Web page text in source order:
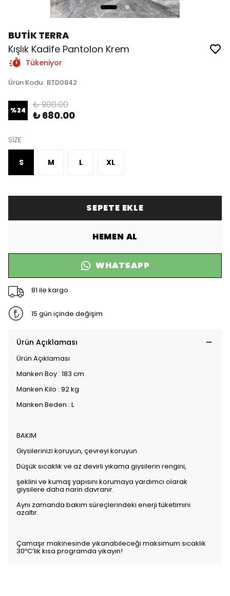
BUTİK TERRA
Kışlık Kadife Pantolon Krem
Tükeniyor
Ürün Kodu: BTD0842
%24 ₺ 900.00
₺ 680.00
SİZE
S M L XL
SEPETE EKLE
HEMEN AL
WHATSAPP
81 ile kargo
15 gün içinde değişim
Ürün Açıklaması
Ürün Açıklaması
Manken Boy : 183 cm
Manken Kilo : 92 kg
Manken Beden : L
BAKIM
Giysilerinizi koruyun, çevreyi koruyun
Düşük sıcaklık ve az devirli yıkama giysilerin rengini,
şeklini ve kumaş yapısını korumaya yardımcı olarak
giysilere daha narin davranır.
Aynı zamanda bakım süreçlerindeki enerji tüketimini
azaltır.
Çamaşır makinesinde yıkanabileceği maksimum sıcaklık
30ºC’lik kısa programda yıkayın!